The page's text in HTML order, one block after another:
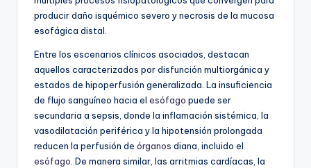
producir daño isquémico severo y necrosis de la mucosa
esofágica distal.
Entre los escenarios clínicos asociados, destacan
aquellos caracterizados por disfunción multiorgánica y
estados de hipoperfusión generalizada. La insuficiencia
de flujo sanguíneo hacia el esófago puede ser
secundaria a sepsis, donde la inflamación sistémica, la
vasodilatación periférica y la hipotensión prolongada
reducen la perfusión de órganos diana, incluido el
esófago . De manera similar, las arritmias cardíacas, la